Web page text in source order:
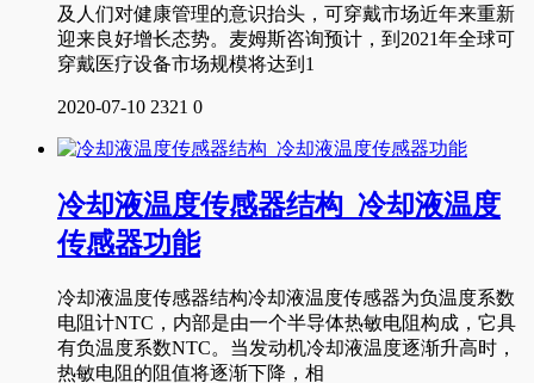
及人们对健康管理的意识抬头，可穿戴市场近年来重新
迎来良好增长态势。麦姆斯咨询预计，到2021年全球可
穿戴医疗设备市场规模将达到1
2020-07-10 2321 0
冷却液温度传感器结构_冷却液温度
传感器功能
冷却液温度传感器结构冷却液温度传感器为负温度系数
电阻计NTC，内部是由一个半导体热敏电阻构成，它具
有负温度系数NTC。当发动机冷却液温度逐渐升高时，
热敏电阻的阻值将逐渐下降，相